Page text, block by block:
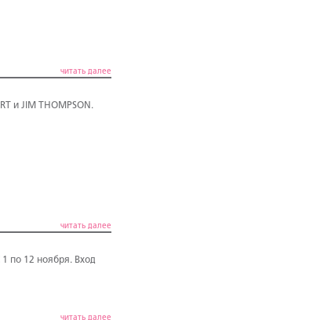
читать далее
и JIM THOMPSON.
читать далее
по 12 ноября. Вход
читать далее